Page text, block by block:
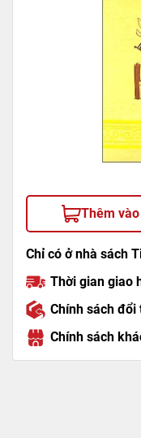
Thêm
Chỉ có ở nhà sách
Thời gian giao
Chính sách đổi
Chính sách